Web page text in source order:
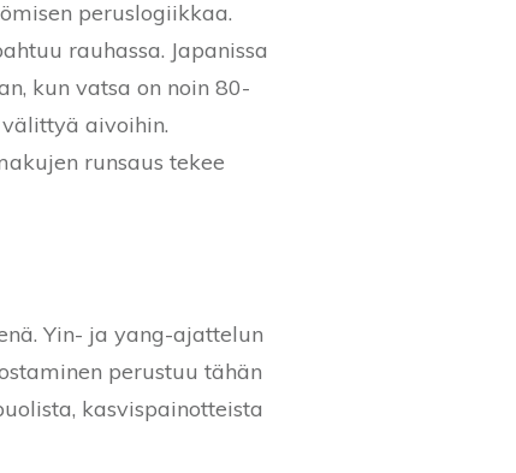
peruslogiikkaa.
rauhassa. Japanissa
kun vatsa on noin 80-
aivoihin.
runsaus tekee
Yin- ja yang-ajattelun
perustuu tähän
kasvispainotteista